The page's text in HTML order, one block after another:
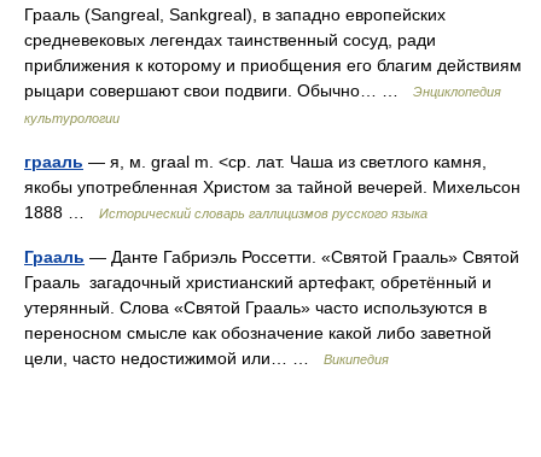
Грааль (Sangreal, Sankgreal), в западно европейских
средневековых легендах таинственный сосуд, ради
приближения к которому и приобщения его благим действиям
рыцари совершают свои подвиги. Обычно… …
Энциклопедия
культурологии
грааль — я, м. graal m. <ср. лат. Чаша из светлого камня,
якобы употребленная Христом за тайной вечерей. Михельсон
1888 …
Исторический словарь галлицизмов русского языка
Грааль — Данте Габриэль Россетти. «Святой Грааль» Святой
Грааль загадочный христианский артефакт, обретённый и
утерянный. Слова «Святой Грааль» часто используются в
переносном смысле как обозначение какой либо заветной
цели, часто недостижимой или… …
Википедия